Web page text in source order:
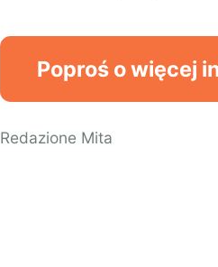
Poproś o więcej
Redazione Mita